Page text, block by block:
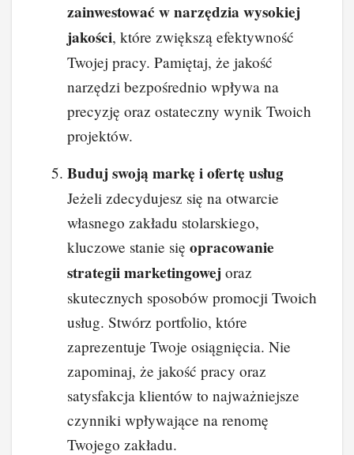
zainwestować w narzędzia wysokiej
jakości, które zwiększą efektywność
Twojej pracy. Pamiętaj, że jakość
narzędzi bezpośrednio wpływa na
precyzję oraz ostateczny wynik Twoich
projektów.
Buduj swoją markę i ofertę usług
Jeżeli zdecydujesz się na otwarcie
własnego zakładu stolarskiego,
kluczowe stanie się opracowanie
strategii marketingowej oraz
skutecznych sposobów promocji Twoich
usług. Stwórz portfolio, które
zaprezentuje Twoje osiągnięcia. Nie
zapominaj, że jakość pracy oraz
satysfakcja klientów to najważniejsze
czynniki wpływające na renomę
Twojego zakładu.